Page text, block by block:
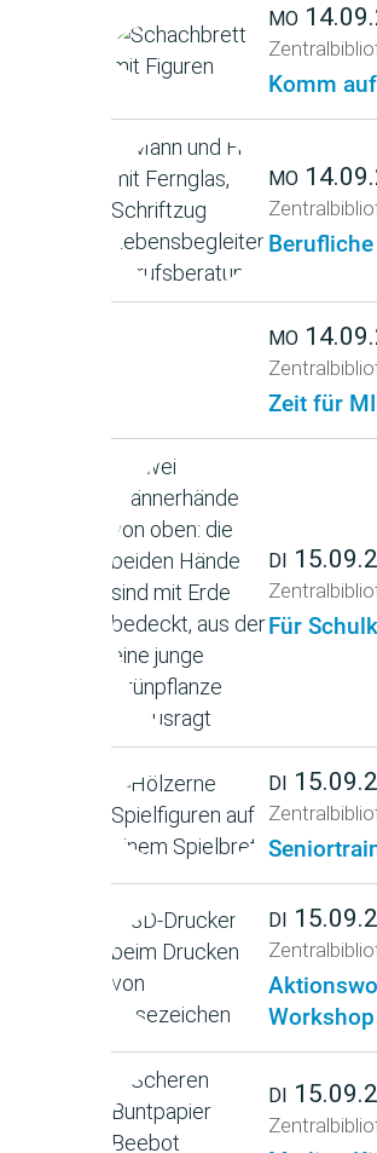
MO
Komm
MO
MO
Zeit für
DI
Für
DI
DI
Workshop
DI